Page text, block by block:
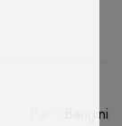
Bangini